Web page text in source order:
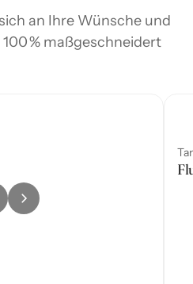
an Ihre Wünsche und
% maßgeschneidert